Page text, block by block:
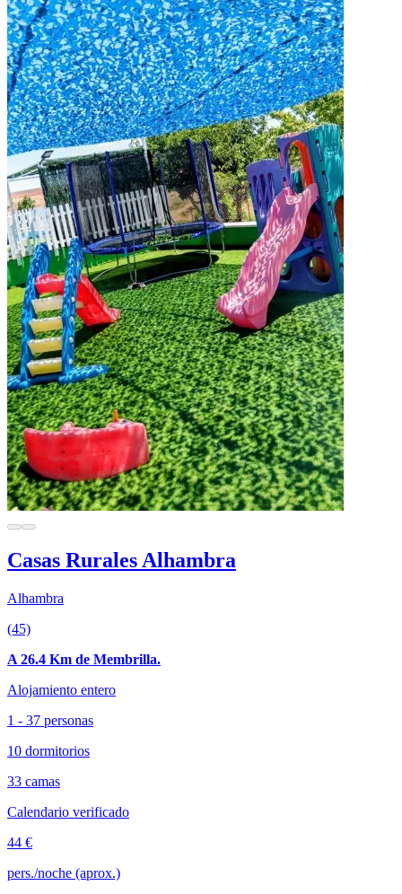
Casas Rurales Alhambra
Alhambra
(45)
A 26.4 Km de Membrilla.
Alojamiento entero
1 - 37 personas
10 dormitorios
33 camas
Calendario verificado
44 €
pers./noche (aprox.)